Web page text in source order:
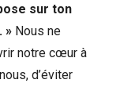
sur ton
» Nous ne
notre cœur à
d’éviter